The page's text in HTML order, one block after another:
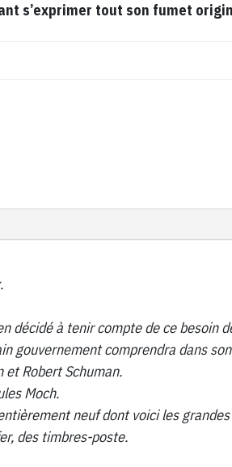
s’exprimer tout son fumet
décidé à tenir compte de ce besoin
gouvernement comprendra dans
et Robert Schuman.
Moch.
neuf dont voici les
des timbres-poste.